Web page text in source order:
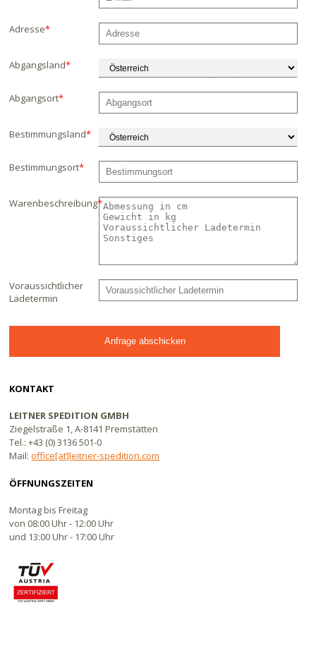
Adresse*
Abgangsland*
Abgangsort*
Bestimmungsland*
Bestimmungsort*
Warenbeschreibung*
Voraussichtlicher
Ladetermin
KONTAKT
LEITNER SPEDITION GMBH
Ziegelstraße 1, A-8141 Premstätten
Tel.: +43 (0) 3136 501-0
Mail:office[at]leitner-spedition.com
ÖFFNUNGSZEITEN
Montag bis Freitag
von 08:00 Uhr - 12:00 Uhr
und 13:00 Uhr - 17:00 Uhr